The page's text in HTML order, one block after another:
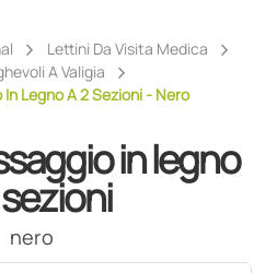
Lettini Da Visita Medica
A Valigia
Legno A 2 Sezioni - Nero
in legno
nero